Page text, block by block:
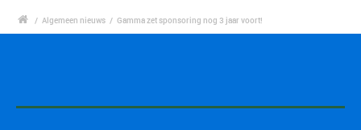
/ Algemeen nieuws / Gamma zet sponsoring nog 3 jaar voort!